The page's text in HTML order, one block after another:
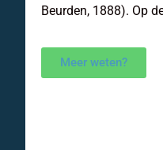
Beurden, 1888). Op
Meer weten?